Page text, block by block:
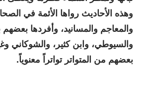
وهذه الأحاديث رواها الأئمة في
والمعاجم والمسانيد، وأفردها بعضهم
والسيوطي، وابن كثير، والشوكاني
بعضهم من المتواتر تواتراً معنوياً.